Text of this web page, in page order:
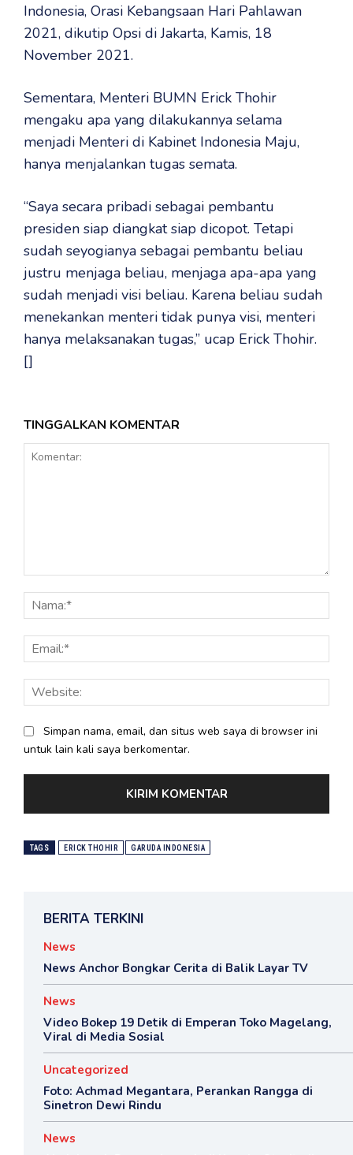
Indonesia, Orasi Kebangsaan Hari Pahlawan
2021, dikutip Opsi di Jakarta, Kamis, 18
November 2021.
Sementara, Menteri BUMN Erick Thohir
mengaku apa yang dilakukannya selama
menjadi Menteri di Kabinet Indonesia Maju,
hanya menjalankan tugas semata.
“Saya secara pribadi sebagai pembantu
presiden siap diangkat siap dicopot. Tetapi
sudah seyogianya sebagai pembantu beliau
justru menjaga beliau, menjaga apa-apa yang
sudah menjadi visi beliau. Karena beliau sudah
menekankan menteri tidak punya visi, menteri
hanya melaksanakan tugas,” ucap Erick Thohir.
[]
TINGGALKAN KOMENTAR
Simpan nama, email, dan situs web saya di browser ini
untuk lain kali saya berkomentar.
TAGS ERICK THOHIR GARUDA INDONESIA
BERITA TERKINI
News
News Anchor Bongkar Cerita di Balik Layar TV
News
Video Bokep 19 Detik di Emperan Toko Magelang,
Viral di Media Sosial
Uncategorized
Foto: Achmad Megantara, Perankan Rangga di
Sinetron Dewi Rindu
News